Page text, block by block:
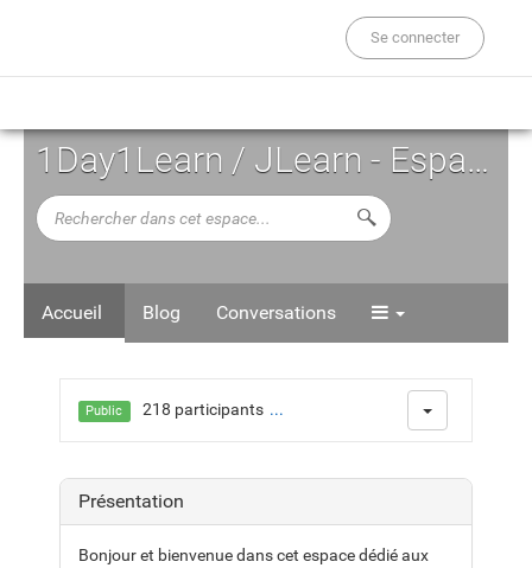
Se connecter
1Day1Learn / JLearn - Espace d'Auto-formation
Rechercher
dans
Lancer la recherche
Accueil Blog Conversations
Public 218 participants ...
Présentation
Bonjour et bienvenue dans cet espace dédié aux